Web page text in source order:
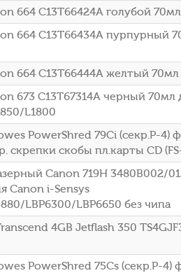
664 C13T66424A голубой
664 C13T66434A пурпурный
664 C13T66444A желтый 70мл
673 C13T67314A черный 70мл
L1800
PowerShred 79Ci (секр.P-4)
скрепки скобы пл.карты CD
Canon 719H 3480B002/
Canon i-Sensys
LBP6300/LBP6650 без чипа
4GB Jetflash 350
PowerShred 75Cs (секр.P-4)